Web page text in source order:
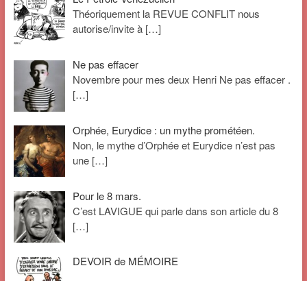
Théoriquement la REVUE CONFLIT nous
autorise/invite à […]
Ne pas effacer
Novembre pour mes deux Henri Ne pas effacer .
[…]
Orphée, Eurydice : un mythe prométéen.
Non, le mythe d’Orphée et Eurydice n’est pas
une […]
Pour le 8 mars.
C’est LAVIGUE qui parle dans son article du 8
[…]
DEVOIR de MÉMOIRE